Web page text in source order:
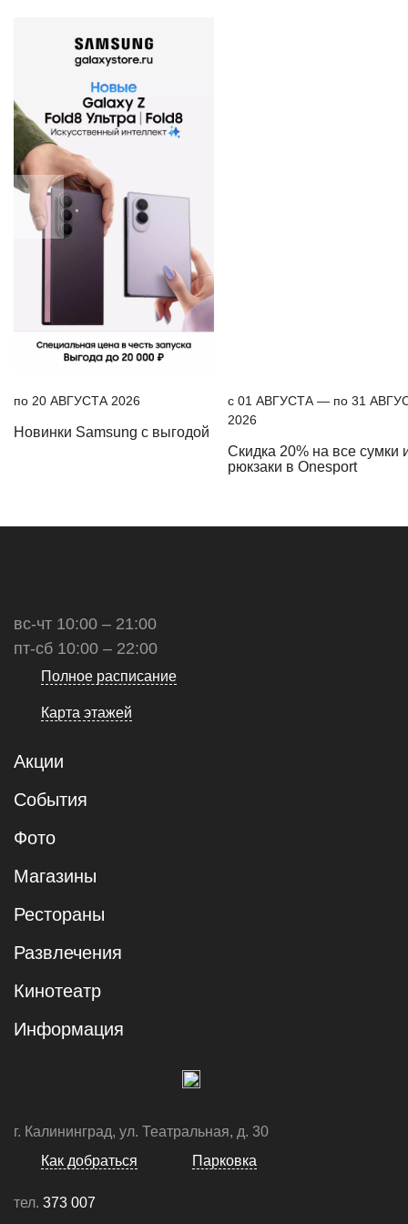
по 20 АВГУСТА 2026
Новинки Samsung с выгодой
c 01 АВГУСТА — по 31
2026
Скидка 20% на все сумки
рюкзаки в Onesport
вс-чт 10:00 – 21:00
пт-сб 10:00 – 22:00
Полное расписание
Карта этажей
Акции
События
Фото
Магазины
Рестораны
Развлечения
Кинотеатр
Информация
г. Калининград, ул. Театральная, д. 30
Как добраться
Парковка
тел. 373 007